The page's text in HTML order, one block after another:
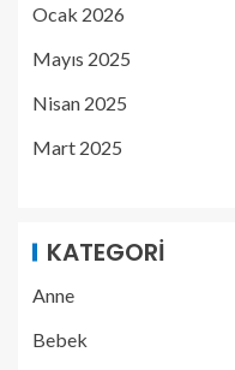
Ocak 2026
Mayıs 2025
Nisan 2025
Mart 2025
KATEGORI
Anne
Bebek